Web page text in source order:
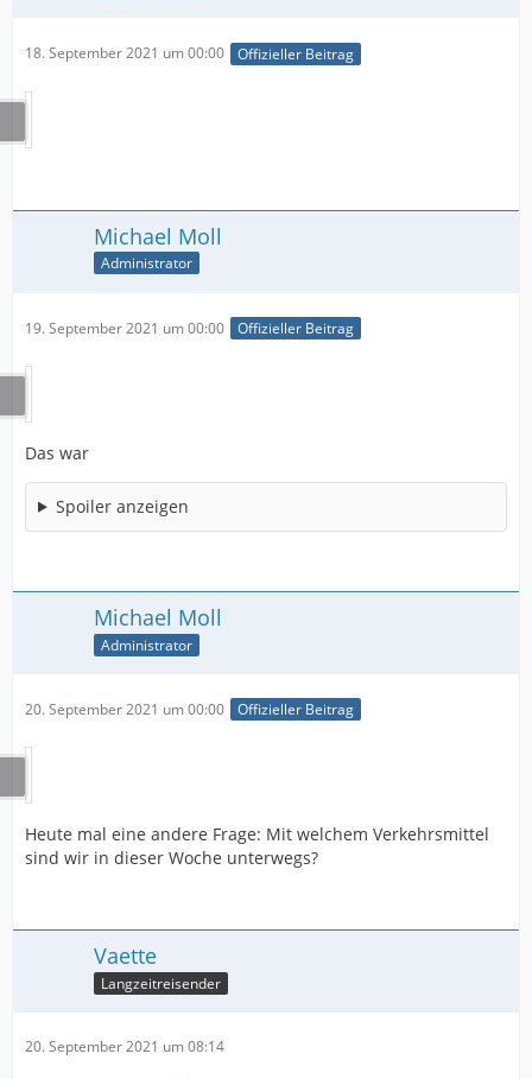
18. September 2021 um 00:00 Offizieller Beitrag
Michael Moll
Administrator
19. September 2021 um 00:00 Offizieller Beitrag
Das war
Spoiler anzeigen
Michael Moll
Administrator
20. September 2021 um 00:00 Offizieller Beitrag
Heute mal eine andere Frage: Mit welchem Verkehrsmittel
sind wir in dieser Woche unterwegs?
Vaette
Langzeitreisender
20. September 2021 um 08:14